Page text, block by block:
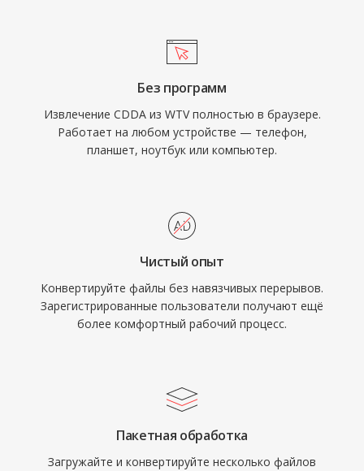
Без программ
Извлечение CDDA из WTV полностью в браузере.
Работает на любом устройстве — телефон,
планшет, ноутбук или компьютер.
Чистый опыт
Конвертируйте файлы без навязчивых перерывов.
Зарегистрированные пользователи получают ещё
более комфортный рабочий процесс.
Пакетная обработка
Загружайте и конвертируйте несколько файлов